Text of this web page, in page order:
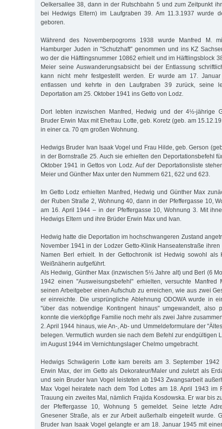
Oelkersallee 38, dann in der Rutschbahn 5 und zum Zeitpunkt
bei Hedwigs Eltern) im Laufgraben 39. Am 11.3.1937 wurde
geboren.
Während des Novemberpogroms 1938 wurde Manfred M.
Hamburger Juden in "Schutzhaft" genommen und ins KZ
wo der die Häftlingsnummer 10862 erhielt und im Häftlingsblock
Meier seine Auswanderungsabsicht bei der Entlassung
kann nicht mehr festgestellt werden. Er wurde am 17.
entlassen und kehrte in den Laufgraben 39 zurück, seine
Deportation am 25. Oktober 1941 ins Getto von Lodz.
Dort lebten inzwischen Manfred, Hedwig und der 4½-jährige
Bruder Erwin Max mit Ehefrau Lotte, geb. Koretz (geb. am
in einer ca. 70 qm großen Wohnung.
Hedwigs Bruder Ivan Isaak Vogel und Frau Hilde, geb. Gerson
in der Bornstraße 25. Auch sie erhielten den Deportationsbefehl
Oktober 1941 in Gettos von Lodz. Auf der Deportationsliste
Meier und Günther Max unter den Nummern 621, 622 und 623.
Im Getto Lodz erhielten Manfred, Hedwig und Günther Max
der Ruben Straße 2, Wohnung 40, dann in der Pfeffergasse 10,
am 16. April 1944 – in der Pfeffergasse 10, Wohnung 3. Mit
Hedwigs Eltern und ihre Brüder Erwin Max und Ivan.
Hedwig hatte die Deportation im hochschwangeren Zustand
November 1941 in der Lodzer Getto-Klinik Hanseatenstraße
Namen Berl erhielt. In der Gettochronik ist Hedwig sowohl als
Weißnäherin aufgeführt.
Als Hedwig, Günther Max (inzwischen 5½ Jahre alt) und Berl (6
1942 einen "Ausweisungsbefehl" erhielten, versuchte
seinen Arbeitgeber einen Aufschub zu erreichen, wie aus zwei
er einreichte. Die ursprüngliche Ablehnung ODOWA wurde in
"über das notwendige Kontingent hinaus" umgewandelt, also
konnte die vierköpfige Familie noch mehr als zwei Jahre
2. April 1944 hinaus, wie An-, Ab- und Ummeldeformulare der
belegen. Vermutlich wurden sie nach dem Befehl zur endgültigen
im August 1944 im Vernichtungslager Chelmo umgebracht.
Hedwigs Schwägerin Lotte kam bereits am 3. September
Erwin Max, der im Getto als Dekorateur/Maler und zuletzt als
und sein Bruder Ivan Vogel leisteten ab 1943 Zwangsarbeit
Max Vogel heiratete nach dem Tod Lottes am 18. April 1943 im
Trauung ein zweites Mal, nämlich Frajida Kosdowska. Er war bis
der Pfeffergasse 10, Wohnung 5 gemeldet. Seine letzte
Gnesener Straße, als er zur Arbeit außerhalb eingeteilt wurde.
Bruder Ivan Isaak Vogel gelangte er am 18. Januar 1945 mit